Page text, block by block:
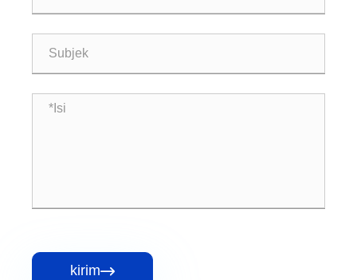
kirim